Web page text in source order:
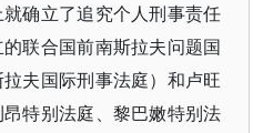
确立了追究个人刑事责任
联合国前南斯拉夫问题国
夫国际刑事法庭）和卢旺
特别法庭、黎巴嫩特别法